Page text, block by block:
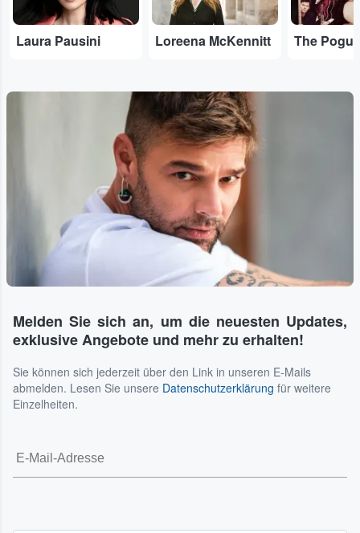
Laura Pausini Loreena McKennitt The
Melden Sie sich an, um die neuesten Updates,
exklusive Angebote und mehr zu erhalten!
Sie können sich jederzeit über den Link in unseren E-Mails
abmelden. Lesen Sie unsere Datenschutzerklärung für weitere
Einzelheiten.